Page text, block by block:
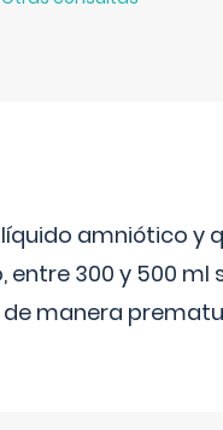
amniótico y
300 y 500 ml
manera